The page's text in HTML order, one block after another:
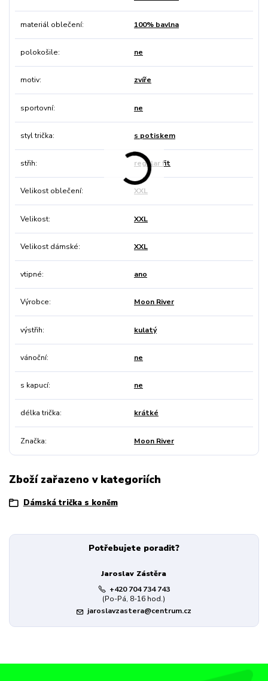
materiál oblečení 100% bavlna
polokošile ne
motiv zvíře
sportovní ne
styl trička s potiskem
střih regular fit
Velikost oblečení XXL
Velikost XXL
Velikost dámské XXL
vtipné ano
Výrobce Moon River
výstřih kulatý
vánoční ne
s kapucí ne
délka trička krátké
Značka Moon River
Zboží zařazeno v kategoriích
Dámská trička s koněm
Potřebujete poradit?
Jaroslav Zástěra
+420 704 734 743
(Po-Pá, 8-16 hod.)
jaroslavzastera@centrum.cz